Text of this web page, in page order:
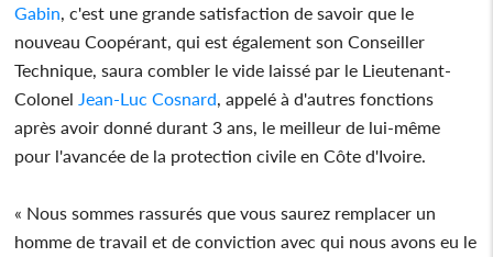
Gabin , c'est une grande satisfaction de savoir que le
nouveau Coopérant, qui est également son Conseiller
Technique, saura combler le vide laissé par le Lieutenant-
Colonel Jean-Luc Cosnard , appelé à d'autres fonctions
après avoir donné durant 3 ans, le meilleur de lui-même
pour l'avancée de la protection civile en Côte d'Ivoire.
« Nous sommes rassurés que vous saurez remplacer un
homme de travail et de conviction avec qui nous avons eu le